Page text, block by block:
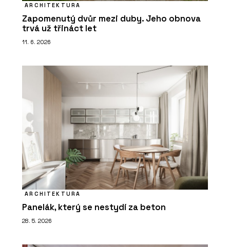
ARCHITEKTURA
Zapomenutý dvůr mezi duby. Jeho obnova
trvá už třináct let
11. 6. 2026
ARCHITEKTURA
Panelák, který se nestydí za beton
28. 5. 2026